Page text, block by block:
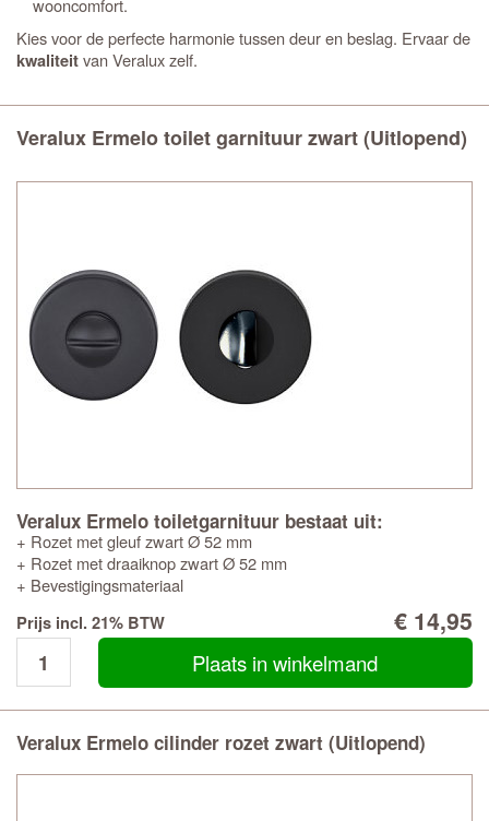
wooncomfort.
Kies voor de perfecte harmonie tussen deur en beslag. Ervaar de
kwaliteitvan Veralux zelf.
Veralux Ermelo toilet garnituur zwart (Uitlopend)
Veralux Ermelo toiletgarnituur bestaat uit:
+ Rozet met gleuf zwart Ø 52 mm
+ Rozet met draaiknop zwart Ø 52 mm
+ Bevestigingsmateriaal
Prijs incl. 21% BTW
€ 14,95
Plaats in winkelmand
Veralux Ermelo cilinder rozet zwart (Uitlopend)